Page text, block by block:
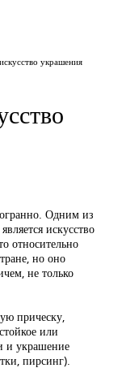
украшения
Одним из
искусство
относительно
но оно
не только
прическу,
или
и украшение
пирсинг).